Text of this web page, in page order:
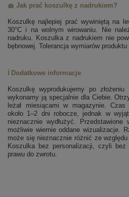
🧺 Jak prać koszulkę z nadrukiem?
Koszulkę najlepiej prać wywiniętą na
30°C i na wolnym wirowaniu. Nie
nadruku. Koszulka z nadrukiem nie
bębnowej. Tolerancja wymiarów
ℹ️ Dodatkowe informacje
Koszulkę wyprodukujemy po
wykonamy ją specjalnie dla Ciebie.
leżał miesiącami w magazynie.
około 1–2 dni robocze, jednak w
nieznacznie wydłużyć.
możliwie wiernie oddane wizualizacje.
może się nieznacznie różnić ze
Koszulka bez personalizacji, czyli bez
prawu do zwrotu.